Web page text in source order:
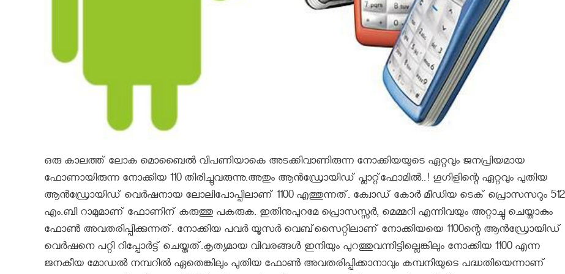
ഒരു കാലത്ത് ലോക മൊബൈല്‍ വിപണിയാകെ അടക്കിവാണിരുന്ന നോക്കിയയുടെ ഏറ്റവും ജനപ്രിയമായ
ഫോണായിരുന്ന നോക്കിയ 110 തിരിച്ചുവരുന്നു.അതും ആന്‍ഡ്രോയിഡ് പ്ലാറ്റ്‌ഫോമില്‍..! ഗൂഗിളിന്റെ ഏറ്റവും പുതിയ
ആന്‍ഡ്രോയിഡ് വെര്‍ഷനായ ലോലിപോപ്പിലാണ് 1100 എത്തുന്നത്. ക്വോഡ് കോര്‍ മീഡിയ ടെക് പ്രൊസസറും 512
എം.ബി റാമുമാണ് ഫോണിന് കരുത്തു പകരുക. ഇതിനുപുറമേ പ്രൊസസ്സർ, മെമ്മറി എന്നിവയും അറ്റാച്ചു ചെയ്താകും
ഫോൺ അവതരിപ്പിക്കുന്നത്. നോക്കിയ പവര്‍ യൂസര്‍ വെബ്‌സൈറ്റിലാണ് നോക്കിയയെ 1100ന്റെ ആന്‍ഡ്രോയിഡ്
വെര്‍ഷനെ പറ്റി റിപ്പോര്‍ട്ട് ചെയ്തത്.കൃത്യമായ വിവരങ്ങള്‍ ഇനിയും പുറത്തുവന്നിട്ടില്ലെങ്കിലും നോക്കിയ 1100 എന്ന
ജനകീയ മോഡല്‍ നമ്പറില്‍ ഏതെങ്കിലും പുതിയ ഫോണ്‍ അവതരിപ്പിക്കാനാവും കമ്പനിയുടെ പദ്ധതിയെന്നാണ്